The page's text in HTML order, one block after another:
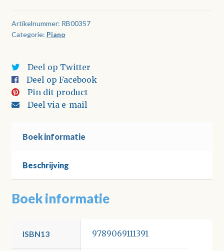
aantal
Artikelnummer: RB00357
Categorie: Piano
Deel op Twitter
Deel op Facebook
Pin dit product
Deel via e-mail
Boek informatie
Beschrijving
Boek informatie
ISBN13 9789069111391